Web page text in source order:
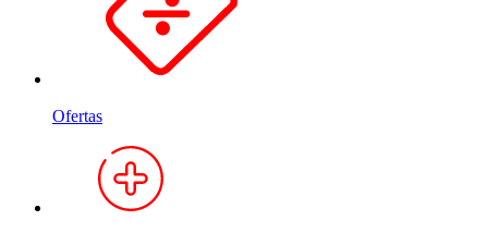
Ofertas